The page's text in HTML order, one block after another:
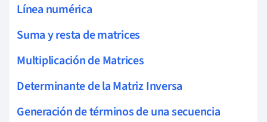
Línea numérica
Suma y resta de matrices
Multiplicación de Matrices
Determinante de la Matriz Inversa
Generación de términos de una secuencia